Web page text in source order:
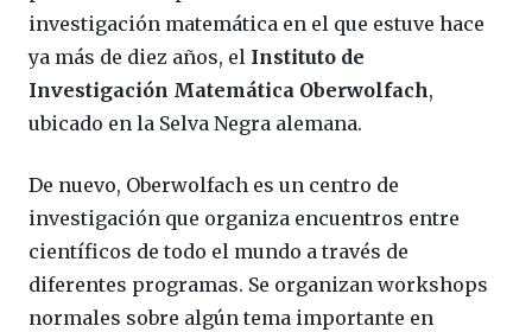
investigación matemática en el que estuve hace
ya más de diez años, el Instituto de
Investigación Matemática Oberwolfach,
ubicado en la Selva Negra alemana.
De nuevo, Oberwolfach es un centro de
investigación que organiza encuentros entre
científicos de todo el mundo a través de
diferentes programas. Se organizan workshops
normales sobre algún tema importante en